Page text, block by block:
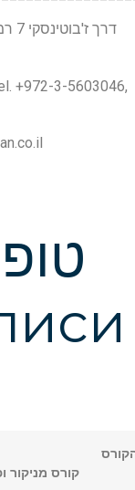
+972-3-5603046,
קורס מניקור